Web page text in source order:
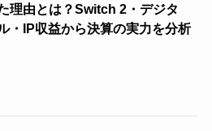
理由とは？Switch 2・デジタ
・IP収益から決算の実力を分析